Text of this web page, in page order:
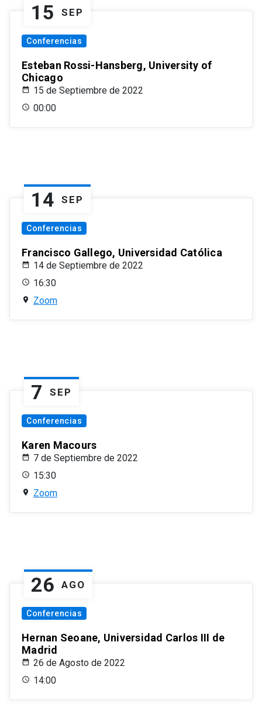
15 SEP
Conferencias
Esteban Rossi-Hansberg, University of
Chicago
15 de Septiembre de 2022
00:00
14 SEP
Conferencias
Francisco Gallego, Universidad Católica
14 de Septiembre de 2022
16:30
Zoom
7 SEP
Conferencias
Karen Macours
7 de Septiembre de 2022
15:30
Zoom
26 AGO
Conferencias
Hernan Seoane, Universidad Carlos III de
Madrid
26 de Agosto de 2022
14:00